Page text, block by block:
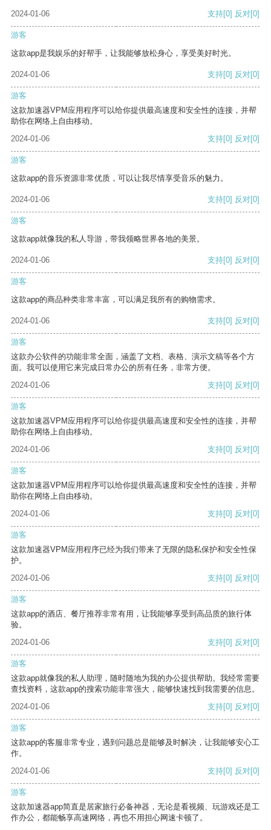
2024-01-06 支持[0] 反对[0]
游客
这款app是我娱乐的好帮手，让我能够放松身心，享受美好时光。
2024-01-06 支持[0] 反对[0]
游客
这款加速器VPM应用程序可以给你提供最高速度和安全性的连接，并帮
助你在网络上自由移动。
2024-01-06
支持[0] 反对[0]
游客
这款app的音乐资源非常优质，可以让我尽情享受音乐的魅力。
2024-01-06 支持[0] 反对[0]
游客
这款app就像我的私人导游，带我领略世界各地的美景。
2024-01-06 支持[0] 反对[0]
游客
这款app的商品种类非常丰富，可以满足我所有的购物需求。
2024-01-06 支持[0] 反对[0]
游客
这款办公软件的功能非常全面，涵盖了文档、表格、演示文稿等各个方
面。我可以使用它来完成日常办公的所有任务，非常方便。
2024-01-06
支持[0] 反对[0]
游客
这款加速器VPM应用程序可以给你提供最高速度和安全性的连接，并帮
助你在网络上自由移动。
2024-01-06
支持[0] 反对[0]
游客
这款加速器VPM应用程序可以给你提供最高速度和安全性的连接，并帮
助你在网络上自由移动。
2024-01-06
支持[0] 反对[0]
游客
这款加速器VPM应用程序已经为我们带来了无限的隐私保护和安全性保
护。
2024-01-06
支持[0] 反对[0]
游客
这款app的酒店、餐厅推荐非常有用，让我能够享受到高品质的旅行体
验。
2024-01-06
支持[0] 反对[0]
游客
这款app就像我的私人助理，随时随地为我的办公提供帮助。我经常需要
查找资料，这款app的搜索功能非常强大，能够快速找到我需要的信息。
2024-01-06
支持[0] 反对[0]
游客
这款app的客服非常专业，遇到问题总是能够及时解决，让我能够安心工
作。
2024-01-06
支持[0] 反对[0]
游客
这款加速器app简直是居家旅行必备神器，无论是看视频、玩游戏还是工
作办公，都能畅享高速网络，再也不用担心网速卡顿了。